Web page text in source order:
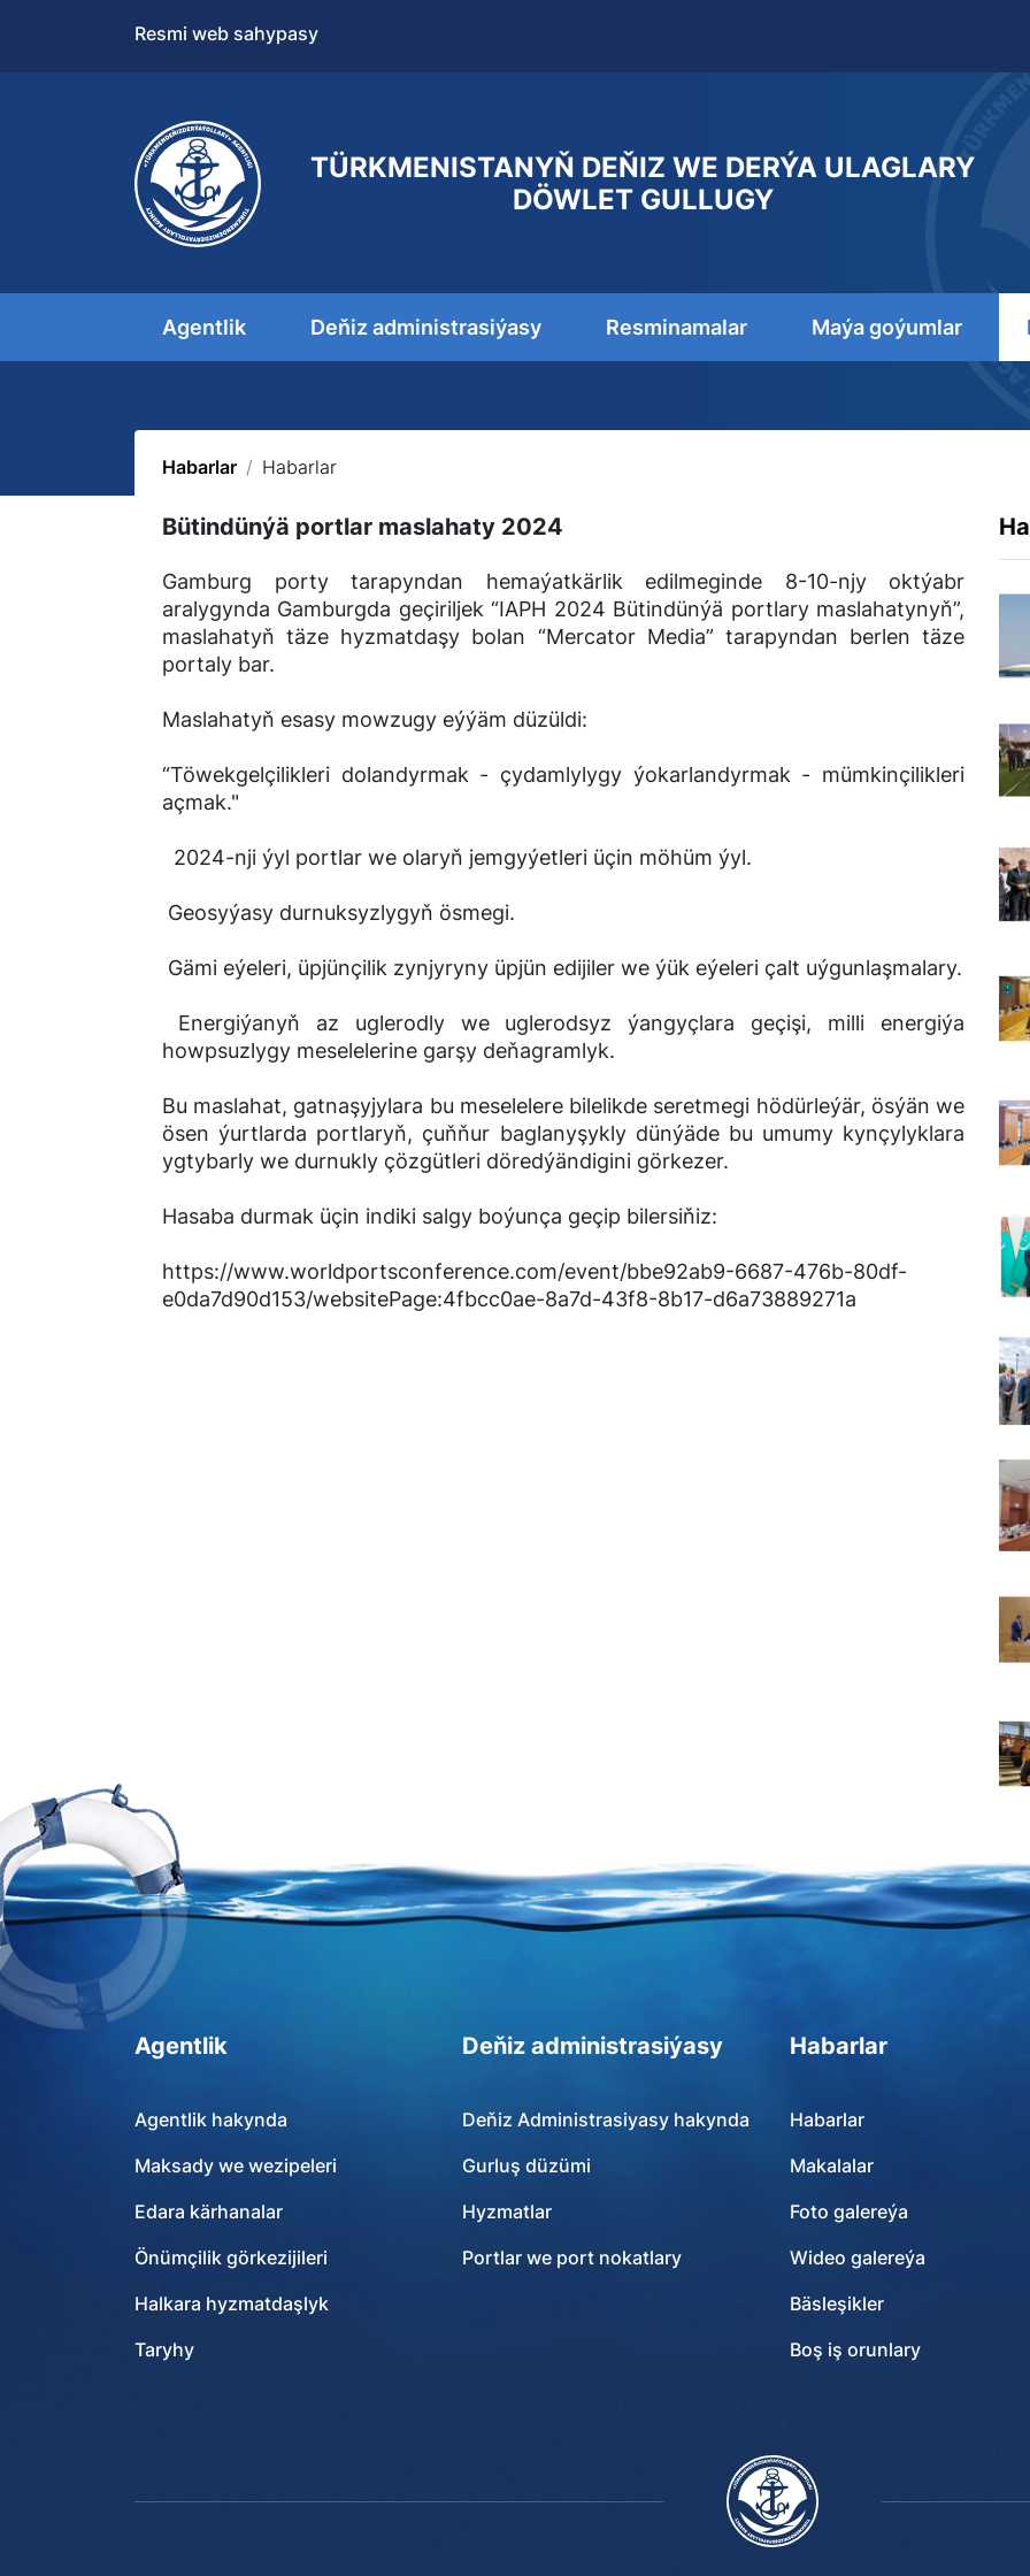
Resmi web sahypasy
TÜRKMENISTANYŇ DEŇIZ WE DERÝA ULAGLARY
DÖWLET GULLUGY
Agentlik Deňiz administrasiýasy Resminamalar Maýa goýumlar
Habarlar Habarlar
Bütindünýä portlar maslahaty 2024
Gamburg porty tarapyndan hemaýatkärlik edilmeginde 8-10-njy oktýabr
aralygynda Gamburgda geçiriljek “IAPH 2024 Bütindünýä portlary maslahatynyň”,
maslahatyň täze hyzmatdaşy bolan “Mercator Media” tarapyndan berlen täze
portaly bar.
Maslahatyň esasy mowzugy eýýäm düzüldi:
“Töwekgelçilikleri dolandyrmak - çydamlylygy ýokarlandyrmak - mümkinçilikleri
açmak."
2024-nji ýyl portlar we olaryň jemgyýetleri üçin möhüm ýyl.
Geosyýasy durnuksyzlygyň ösmegi.
Gämi eýeleri, üpjünçilik zynjyryny üpjün edijiler we ýük eýeleri çalt uýgunlaşmalary.
Energiýanyň az uglerodly we uglerodsyz ýangyçlara geçişi, milli energiýa
howpsuzlygy meselelerine garşy deňagramlyk.
Bu maslahat, gatnaşyjylara bu meselelere bilelikde seretmegi hödürleýär, ösýän we
ösen ýurtlarda portlaryň, çuňňur baglanyşykly dünýäde bu umumy kynçylyklara
ygtybarly we durnukly çözgütleri döredýändigini görkezer.
Hasaba durmak üçin indiki salgy boýunça geçip bilersiňiz:
https://www.worldportsconference.com/event/bbe92ab9-6687-476b-80df-
e0da7d90d153/websitePage:4fbcc0ae-8a7d-43f8-8b17-d6a73889271a
Agentlik
Agentlik hakynda
Maksady we wezipeleri
Edara kärhanalar
Önümçilik görkezijileri
Halkara hyzmatdaşlyk
Taryhy
Deňiz administrasiýasy
Deňiz Administrasiyasy hakynda
Gurluş düzümi
Hyzmatlar
Portlar we port nokatlary
Habarlar
Habarlar
Makalalar
Foto galereýa
Wideo galereýa
Bäsleşikler
Boş iş orunlary